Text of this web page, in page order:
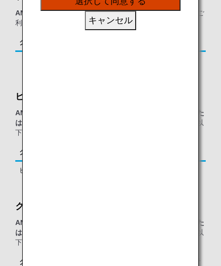
ANAグループ運航便（エアージャパン(NQ)便名を除く）
をご
利用の、以下に該当するお客様が対象となります。
クラス／ステイタス
ビジネスクラス シルバークリスラウンジ：
ANAグループ運航便（エアージャパン(NQ)便名を除く）また
は他スター アライアンス加盟航空会社運航便
をご利用の、以
下に該当するお客様が対象となります。
クラス／ステイタス
ビジネスクラス
クリスフライヤーゴールドラウンジ：
ANAグループ運航便（エアージャパン(NQ)便名を除く）また
は他スター アライアンス加盟航空会社運航便
をご利用の、以
下に該当するお客様が対象となります。
クラス／ステイタス ご同行者
キャンセル